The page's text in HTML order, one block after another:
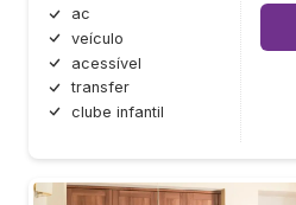
ac
veículo
acessível
transfer
clube infantil